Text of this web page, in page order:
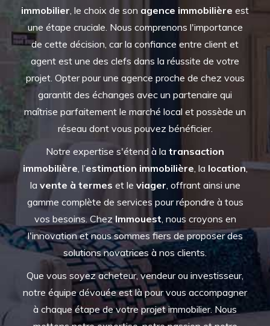
immobilier, le choix de son agence immobilière est
une étape cruciale. Nous comprenons l'importance
de cette décision, car la confiance entre client et
agent est une des clefs dans la réussite de votre
projet. Opter pour une agence proche de chez vous
garantit des échanges avec un partenaire qui
maîtrise parfaitement le marché local et possède un
réseau dont vous pouvez bénéficier.
Notre expertise s'étend à la transaction
immobilière, l’estimation immobilière, la location,
la vente à termes et le viager, offrant ainsi une
gamme complète de services pour répondre à tous
vos besoins. ChezImmouest, nous croyons en
l'innovation et nous sommes fiers de proposer des
solutions novatrices à nos clients.
Que vous soyez acheteur, vendeur ou investisseur,
notre équipe dévouée est là pour vous accompagner
à chaque étape de votre projet immobilier. Nous